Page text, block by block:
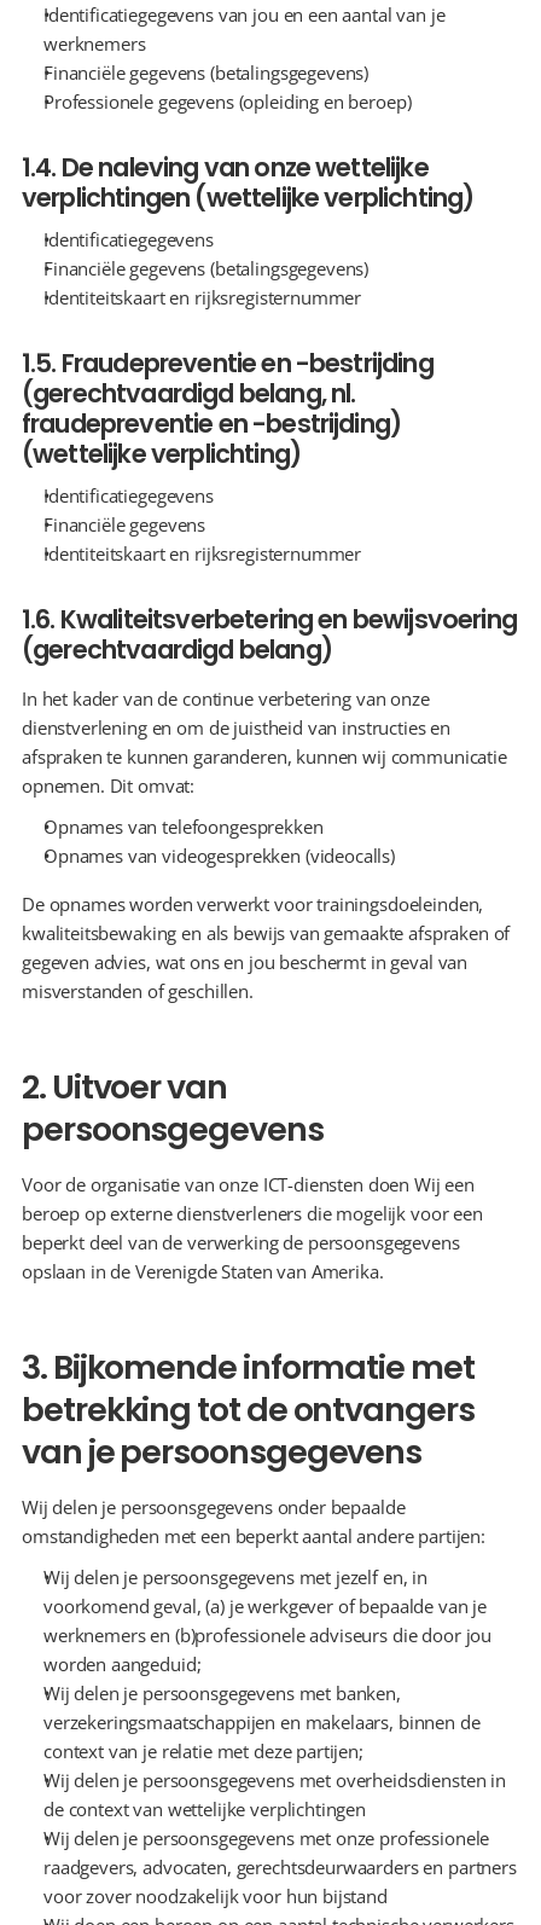
Identificatiegegevens van jou en een aantal van je
werknemers
Financiële gegevens (betalingsgegevens)
Professionele gegevens (opleiding en beroep)
1.4. De naleving van onze wettelijke
verplichtingen (wettelijke verplichting)
Identificatiegegevens
Financiële gegevens (betalingsgegevens)
Identiteitskaart en rijksregisternummer
1.5. Fraudepreventie en -bestrijding
(gerechtvaardigd belang, nl.
fraudepreventie en -bestrijding)
(wettelijke verplichting)
Identificatiegegevens
Financiële gegevens
Identiteitskaart en rijksregisternummer
1.6. Kwaliteitsverbetering en bewijsvoering
(gerechtvaardigd belang)
In het kader van de continue verbetering van onze
dienstverlening en om de juistheid van instructies en
afspraken te kunnen garanderen, kunnen wij communicatie
opnemen. Dit omvat:
Opnames van telefoongesprekken
Opnames van videogesprekken (videocalls)
De opnames worden verwerkt voor trainingsdoeleinden,
kwaliteitsbewaking en als bewijs van gemaakte afspraken of
gegeven advies, wat ons en jou beschermt in geval van
misverstanden of geschillen.
2. Uitvoer van
persoonsgegevens
Voor de organisatie van onze ICT-diensten doen Wij een
beroep op externe dienstverleners die mogelijk voor een
beperkt deel van de verwerking de persoonsgegevens
opslaan in de Verenigde Staten van Amerika.
3. Bijkomende informatie met
betrekking tot de ontvangers
van je persoonsgegevens
Wij delen je persoonsgegevens onder bepaalde
omstandigheden met een beperkt aantal andere partijen:
Wij delen je persoonsgegevens met jezelf en, in
voorkomend geval, (a) je werkgever of bepaalde van je
werknemers en (b)professionele adviseurs die door jou
worden aangeduid;
Wij delen je persoonsgegevens met banken,
verzekeringsmaatschappijen en makelaars, binnen de
context van je relatie met deze partijen;
Wij delen je persoonsgegevens met overheidsdiensten in
de context van wettelijke verplichtingen
Wij delen je persoonsgegevens met onze professionele
raadgevers, advocaten, gerechtsdeurwaarders en partners
voor zover noodzakelijk voor hun bijstand